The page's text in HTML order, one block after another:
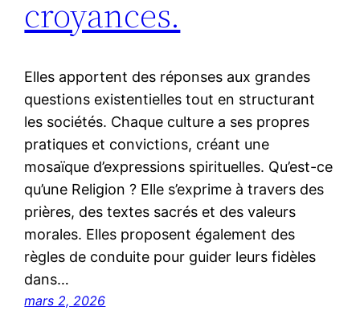
croyances.
Elles apportent des réponses aux grandes
questions existentielles tout en structurant
les sociétés. Chaque culture a ses propres
pratiques et convictions, créant une
mosaïque d’expressions spirituelles. Qu’est-ce
qu’une Religion ? Elle s’exprime à travers des
prières, des textes sacrés et des valeurs
morales. Elles proposent également des
règles de conduite pour guider leurs fidèles
dans…
mars 2, 2026